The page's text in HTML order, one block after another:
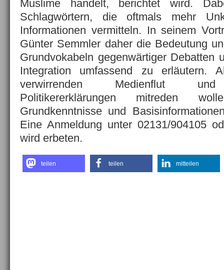
Muslime handelt, berichtet wird.
Schlagwörtern, die oftmals mehr
Informationen vermitteln. In seinem
Günter Semmler daher die Bedeutung
Grundvokabeln gegenwärtiger Debatten
Integration umfassend zu erläutern.
verwirrenden Medienflut und
Politikererklärungen mitreden
Grundkenntnisse und
Eine Anmeldung unter 02131/904105
wird erbeten.
teilen teilen mitteilen